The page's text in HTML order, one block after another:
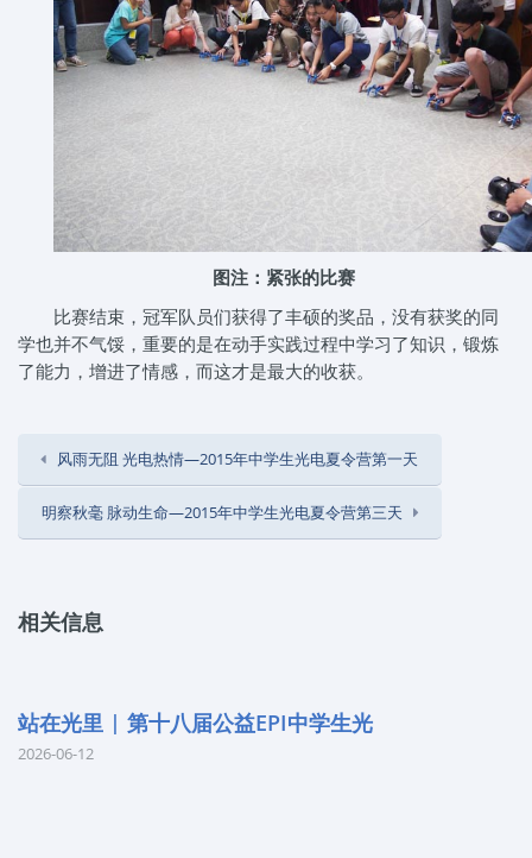
图注：紧张的比赛
比赛结束，冠军队员们获得了丰硕的奖品，没有获奖的同
学也并不气馁，重要的是在动手实践过程中学习了知识，锻炼
了能力，增进了情感，而这才是最大的收获。
风雨无阻 光电热情—2015年中学生光电夏令营第一天
明察秋毫 脉动生命—2015年中学生光电夏令营第三天
相关信息
站在光里 | 第十八届公益EPI中学生光
2026-06-12